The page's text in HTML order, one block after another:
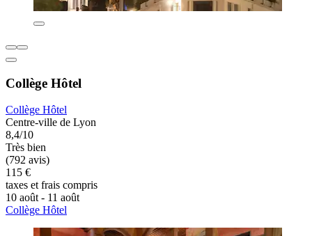
Collège Hôtel
Collège Hôtel
Centre-ville de Lyon
8,4/10
Très bien
(792 avis)
115 €
taxes et frais compris
10 août - 11 août
Collège Hôtel